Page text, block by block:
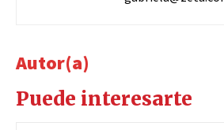
Autor(a)
Puede interesarte